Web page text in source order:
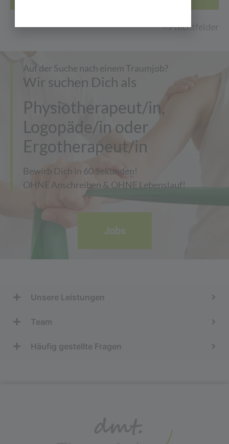
* = Pflichtfelder
Auf der Suche nach einem Traumjob?
Wir suchen Dich als
Physiotherapeut/in,
Logopäde/in oder
Ergotherapeut/in
Bewirb Dich in 60 Sekunden!
OHNE Anschreiben & OHNE Lebenslauf!
Jobs
Unsere Leistungen
Team
Häufig gestellte Fragen